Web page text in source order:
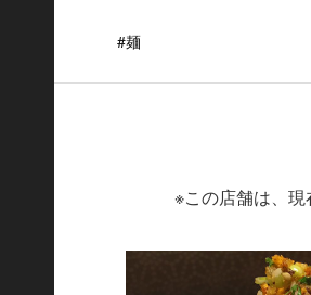
#麺
※この店舗は、現